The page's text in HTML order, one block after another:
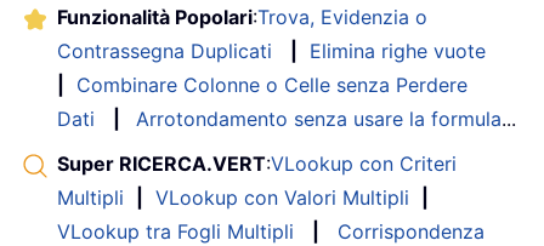
Funzionalità Popolari:Trova, Evidenzia o
Contrassegna Duplicati
Elimina righe vuote
Combinare Colonne o Celle senza Perdere
Dati
Arrotondamento senza usare la formula...
Super RICERCA.VERT:VLookup con Criteri
Multipli
VLookup con Valori Multipli
VLookup tra Fogli Multipli
Corrispondenza